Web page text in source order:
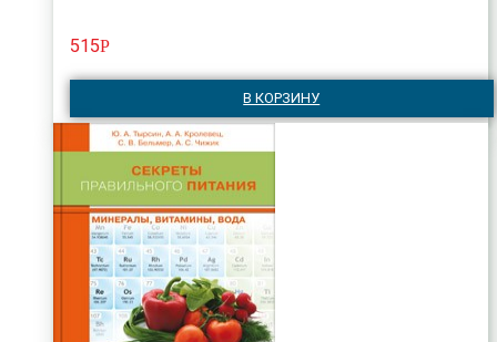
515Р
В КОРЗИНУ